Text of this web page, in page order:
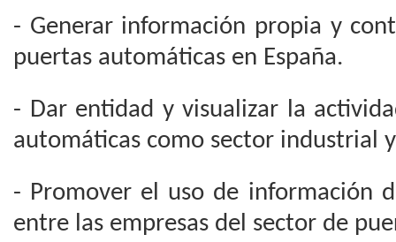
- Generar información propia y
puertas automáticas en España.
- Dar entidad y visualizar la
automáticas como sector industrial
- Promover el uso de información
entre las empresas del sector de